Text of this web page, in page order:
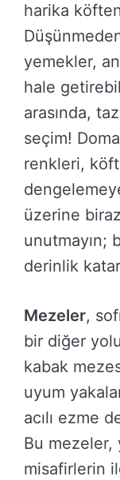
harika
yemekler,
hale
arasında,
seçim!
renkleri,
üzerine
unutmayın;
derinlik
Mezeler,
bir diğer
kabak
uyum
acılı ezme
Bu mezeler,
misafirlerin